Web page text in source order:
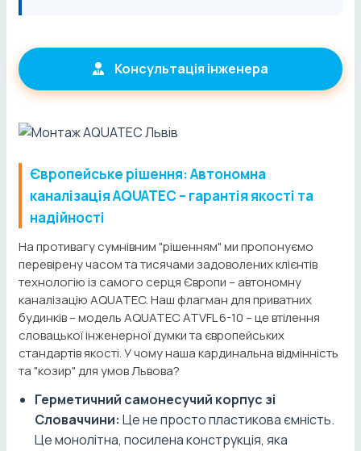
Консультація інженера
Європейське рішення: Автономна
каналізація AQUATEC – гарантія якості та
надійності
На противагу сумнівним "рішенням" ми пропонуємо
перевірену часом та тисячами задоволених клієнтів
технологію із самого серця Європи – автономну
каналізацію AQUATEC. Наш флагман для приватних
будинків – модель AQUATEC ATVFL 6-10 – це втілення
словацької інженерної думки та європейських
стандартів якості. У чому наша кардинальна відмінність
та "козир" для умов Львова?
Герметичний самонесучий корпус зі
Словаччини: Це не просто пластикова ємність.
Це монолітна, посилена конструкція, яка